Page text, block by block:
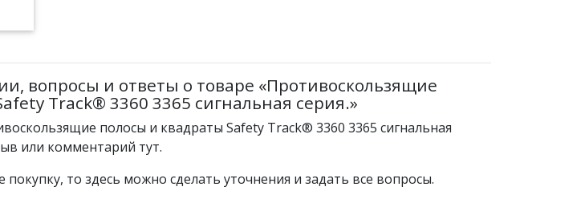
вопросы и ответы о товаре «Противоскользящие
Track® 3360 3365 сигнальная серия.»
полосы и квадраты Safety Track® 3360 3365 сигнальная
или комментарий тут.
покупку, то здесь можно сделать уточнения и задать все вопросы.